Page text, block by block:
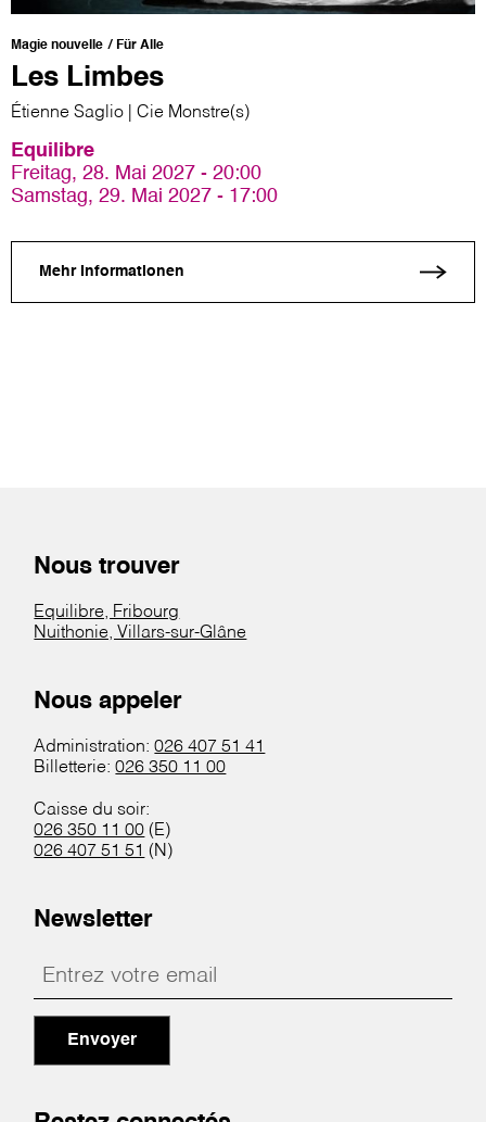
Magie nouvelle Für Alle
Les Limbes
Étienne Saglio | Cie Monstre(s)
Equilibre
Freitag, 28. Mai 2027 - 20:00
Samstag, 29. Mai 2027 - 17:00
Mehr Informationen
Nous trouver
Equilibre, Fribourg
Nuithonie, Villars-sur-Glâne
Nous appeler
Administration:026 407 51 41
Billetterie:026 350 11 00
Caisse du soir:
026 350 11 00 (E)
026 407 51 51 (N)
Newsletter
Envoyer